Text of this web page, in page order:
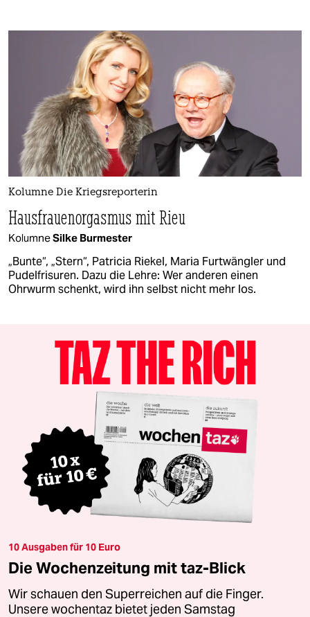
Kolumne Die Kriegsreporterin
Hausfrauenorgasmus mit Rieu
KolumneSilke Burmester
„Bunte“, „Stern“, Patricia Riekel, Maria Furtwängler und
Pudelfrisuren. Dazu die Lehre: Wer anderen einen
Ohrwurm schenkt, wird ihn selbst nicht mehr los.
10 Ausgaben für 10 Euro
Die Wochenzeitung mit taz-Blick
Wir schauen den Superreichen auf die Finger.
Unsere wochentaz bietet jeden Samstag